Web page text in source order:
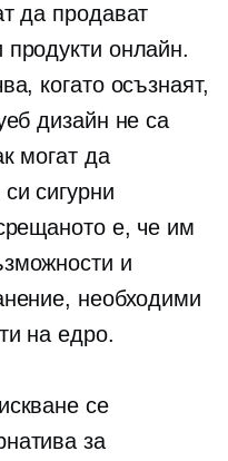
да продават
продукти онлайн.
когато осъзнаят,
дизайн не са
могат да
сигурни
е, че им
и
необходими
на едро.
се
за